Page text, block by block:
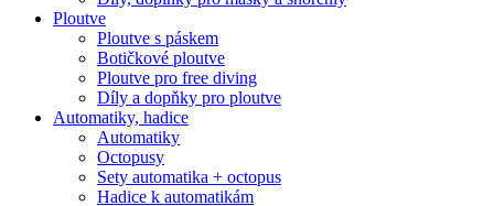
Ploutve
Ploutve s páskem
Botičkové ploutve
Ploutve pro free diving
Díly a dopňky pro ploutve
Automatiky, hadice
Automatiky
Octopusy
Sety automatika + octopus
Hadice k automatikám